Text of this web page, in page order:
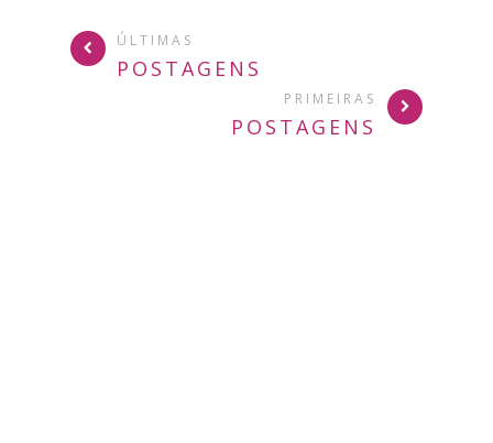
ÚLTIMAS
POSTAGENS
PRIMEIRAS
POSTAGENS